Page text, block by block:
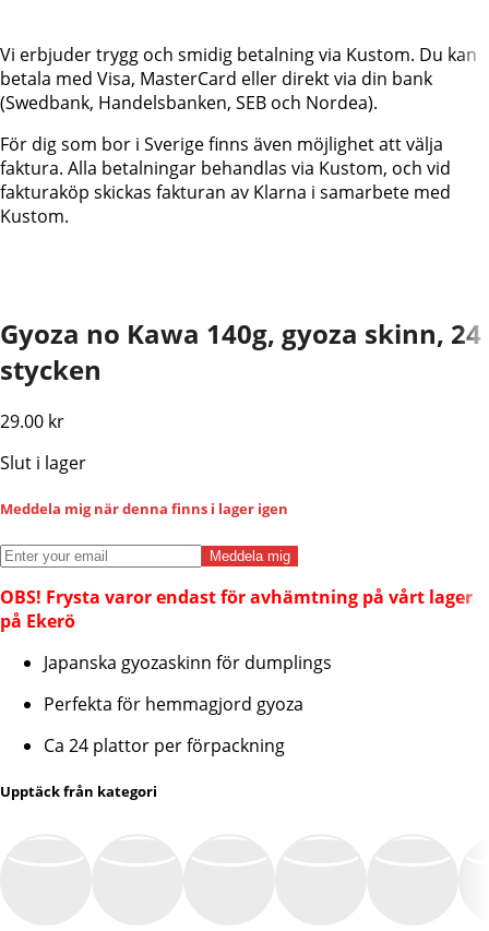
Vi erbjuder trygg och smidig betalning via Kustom. Du kan
betala med Visa, MasterCard eller direkt via din bank
(Swedbank, Handelsbanken, SEB och Nordea).
För dig som bor i Sverige finns även möjlighet att välja
faktura. Alla betalningar behandlas via Kustom, och vid
fakturaköp skickas fakturan av Klarna i samarbete med
Kustom.
Gyoza no Kawa 140g, gyoza skinn, 24
stycken
29.00 kr
Slut i lager
Meddela mig när denna finns i lager igen
Meddela mig
OBS! Frysta varor endast för avhämtning på vårt lager
på Ekerö
Japanska gyozaskinn för dumplings
Perfekta för hemmagjord gyoza
Ca 24 plattor per förpackning
Upptäck från kategori